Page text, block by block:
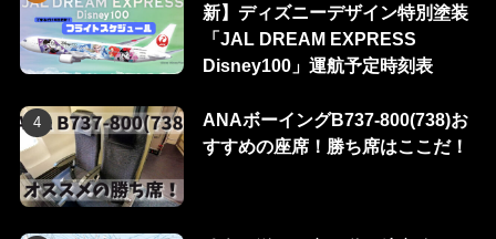
新】ディズニーデザイン特別塗装
「JAL DREAM EXPRESS
Disney100」運航予定時刻表
ANAボーイングB737-800(738)お
すすめの座席！勝ち席はここだ！